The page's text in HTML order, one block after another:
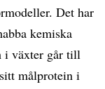
Det har
kemiska
i växter går till
målprotein i